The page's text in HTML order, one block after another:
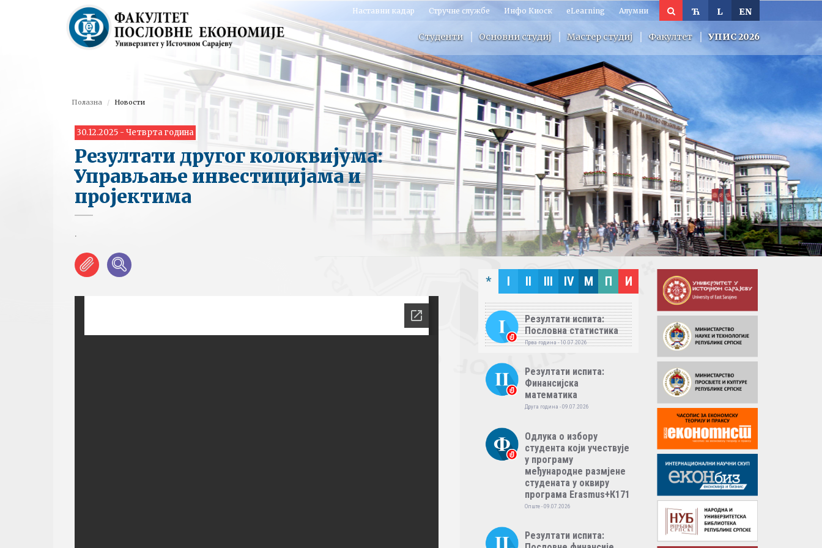
EN
L
Ћ
Наставни кадар Стручне службе Инфо Киоск eLearning Алумни
Студенти Основни студиј Мастер студиј Факултет УПИС 2026
Полазна Новости
30.12.2025 - Четврта година
Резултати другог колоквијума:
Управљање инвестицијама и
пројектима
.
* I II III IV M П И
Резултати испита:
Пословна статистика
Прва година - 10.07.2026
Резултати испита:
Финансијска
математика
Друга година - 09.07.2026
Одлука о избору
студента који учествује
у програму
међународне размјене
студената у оквиру
програма Erasmus+К171
Опште - 09.07.2026
Резултати испита: